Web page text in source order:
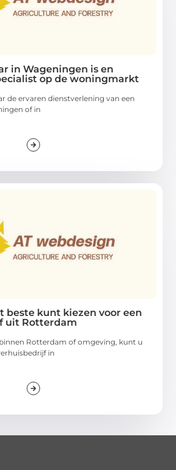
in Wageningen is en
op de woningmarkt
de ervaren dienstverlening van een
of in
beste kunt kiezen voor een
uit Rotterdam
Rotterdam of omgeving, kunt u
in